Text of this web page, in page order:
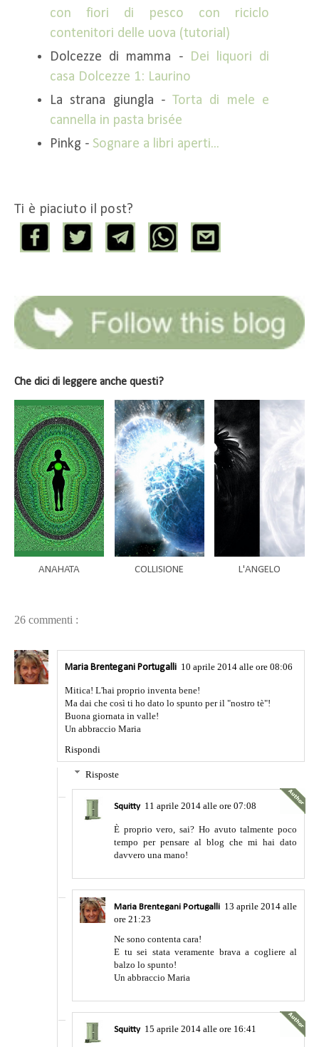
con fiori di pesco con riciclo
contenitori delle uova (tutorial)
Dolcezze di mamma - Dei liquori di
casa Dolcezze 1: Laurino
La strana giungla -Torta di mele e
cannella in pasta brisée
Pinkg - Sognare a libri aperti...
Ti è piaciuto il post?
Che dici di leggere anche questi?
ANAHATA COLLISIONE L'ANGELO
26 commenti :
Maria Brentegani Portugalli 10 aprile 2014 alle ore 08:06
Mitica! L'hai proprio inventa bene!
Ma dai che così ti ho dato lo spunto per il "nostro tè"!
Buona giornata in valle!
Un abbraccio Maria
Rispondi
Risposte
Squitty 11 aprile 2014 alle ore 07:08
È proprio vero, sai? Ho avuto talmente poco
tempo per pensare al blog che mi hai dato
davvero una mano!
Maria Brentegani Portugalli 13 aprile 2014 alle
ore 21:23
Ne sono contenta cara!
E tu sei stata veramente brava a cogliere al
balzo lo spunto!
Un abbraccio Maria
Squitty 15 aprile 2014 alle ore 16:41